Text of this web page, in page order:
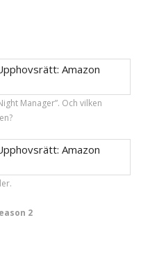
Manager”. Och vilken
2